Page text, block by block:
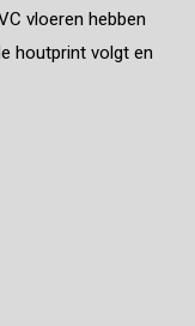
vloeren hebben
houtprint volgt en